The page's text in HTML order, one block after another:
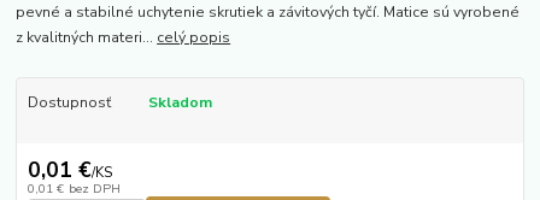
pevné a stabilné uchytenie skrutiek a závitových tyčí. Matice sú vyrobené
z kvalitných materi... celý popis
Dostupnosť Skladom
0,01 €/KS
0,01 € bez DPH